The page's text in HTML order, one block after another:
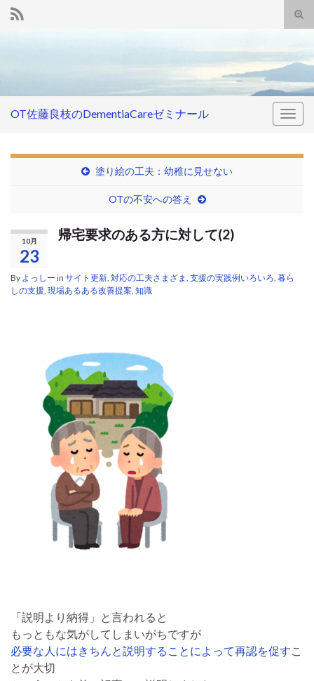
OT佐藤良枝のDementiaCareゼミナール
塗り絵の工夫：幼稚に見せない
OTの不安への答え
10月
23
帰宅要求のある方に対して(2)
By よっしー in サイト更新 対応の工夫さまざま 支援の実践例いろいろ 暮ら
しの支援 現場あるある改善提案 知識
「説明より納得」と言われると
もっともな気がしてしまいがちですが
必要な人にはきちんと説明することによって再認を促す こ
とが大切